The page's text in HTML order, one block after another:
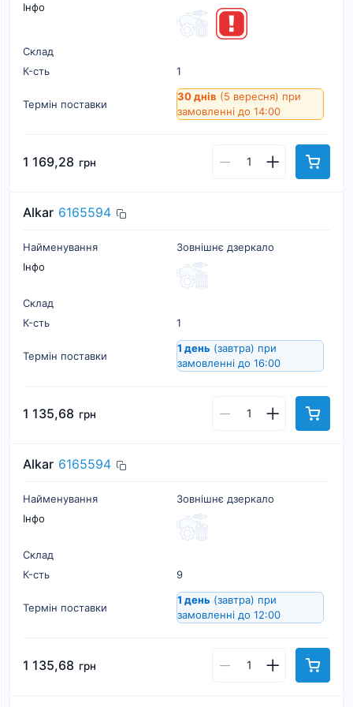
Інфо
Склад
К-cть
1
Термін поставки
30 днів (5 вересня) при
замовленні до 14:00
1 169,28 грн
Alkar 6165594
Найменування
Зовнішнє дзеркало
Інфо
Склад
К-cть
1
Термін поставки
1 день (завтра) при
замовленні до 16:00
1 135,68 грн
Alkar 6165594
Найменування
Зовнішнє дзеркало
Інфо
Склад
К-cть
9
Термін поставки
1 день (завтра) при
замовленні до 12:00
1 135,68 грн